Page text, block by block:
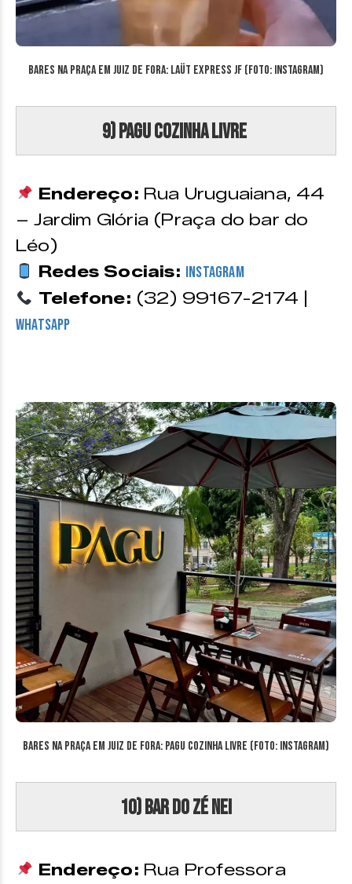
Bares na Praça em Juiz de Fora: Laüt Express Jf (Foto: Instagram)
9) Pagu Cozinha Livre
Endereço: Rua Uruguaiana, 44
– Jardim Glória (Praça do bar do
Léo)
Redes Sociais: Instagram
Telefone: (32) 99167-2174 |
WhatsApp
Bares na Praça em Juiz de Fora: Pagu Cozinha Livre (Foto: Instagram)
10) Bar do Zé Nei
Endereço: Rua Professora